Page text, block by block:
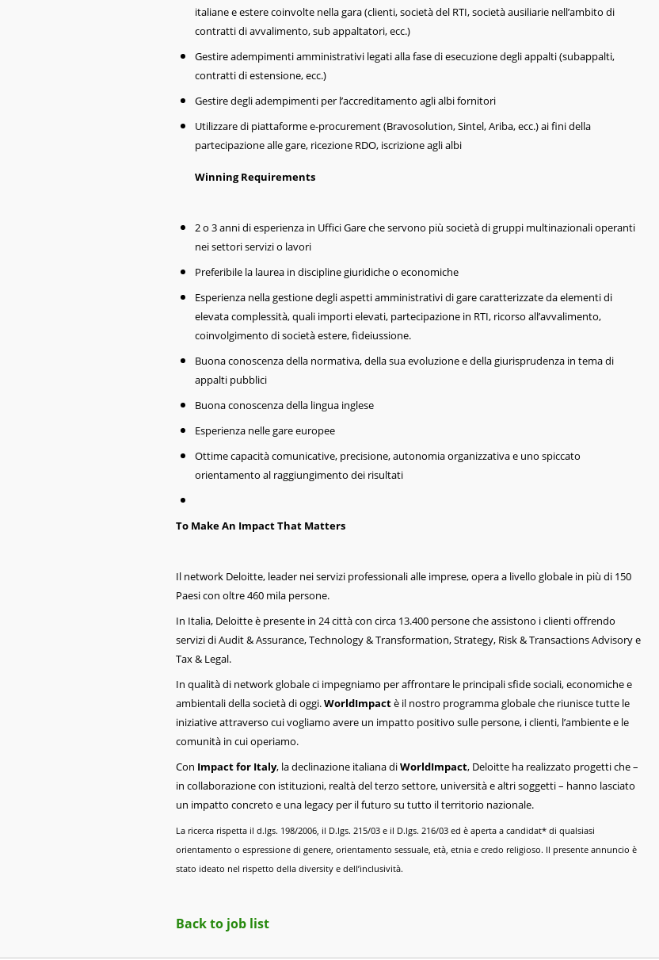
italiane e estere coinvolte nella gara (clienti, società del RTI, società ausiliarie nell’ambito di
contratti di avvalimento, sub appaltatori, ecc.)
Gestire adempimenti amministrativi legati alla fase di esecuzione degli appalti (subappalti,
contratti di estensione, ecc.)
Gestire degli adempimenti per l’accreditamento agli albi fornitori
Utilizzare di piattaforme e-procurement (Bravosolution, Sintel, Ariba, ecc.) ai fini della
partecipazione alle gare, ricezione RDO, iscrizione agli albi
Winning Requirements
2 o 3 anni di esperienza in Uffici Gare che servono più società di gruppi multinazionali operanti
nei settori servizi o lavori
Preferibile la laurea in discipline giuridiche o economiche
Esperienza nella gestione degli aspetti amministrativi di gare caratterizzate da elementi di
elevata complessità, quali importi elevati, partecipazione in RTI, ricorso all’avvalimento,
coinvolgimento di società estere, fideiussione.
Buona conoscenza della normativa, della sua evoluzione e della giurisprudenza in tema di
appalti pubblici
Buona conoscenza della lingua inglese
Esperienza nelle gare europee
Ottime capacità comunicative, precisione, autonomia organizzativa e uno spiccato
orientamento al raggiungimento dei risultati
To Make An Impact That Matters
Il network Deloitte, leader nei servizi professionali alle imprese, opera a livello globale in più di 150
Paesi con oltre 460 mila persone.
In Italia, Deloitte è presente in 24 città con circa 13.400 persone che assistono i clienti offrendo
servizi di Audit & Assurance, Technology & Transformation, Strategy, Risk & Transactions Advisory e
Tax & Legal.
In qualità di network globale ci impegniamo per affrontare le principali sfide sociali, economiche e
ambientali della società di oggi.WorldImpactè il nostro programma globale che riunisce tutte le
iniziative attraverso cui vogliamo avere un impatto positivo sulle persone, i clienti, l’ambiente e le
comunità in cui operiamo.
Con Impact for Italy, la declinazione italiana diWorldImpact, Deloitte ha realizzato progetti che –
in collaborazione con istituzioni, realtà del terzo settore, università e altri soggetti – hanno lasciato
un impatto concreto e una legacy per il futuro su tutto il territorio nazionale.
La ricerca rispetta il d.lgs. 198/2006, il D.lgs. 215/03 e il D.lgs. 216/03 ed è aperta a candidat* di qualsiasi
orientamento o espressione di genere, orientamento sessuale, età, etnia e credo religioso. Il presente annuncio è
stato ideato nel rispetto della diversity e dell’inclusività.
Back to job list